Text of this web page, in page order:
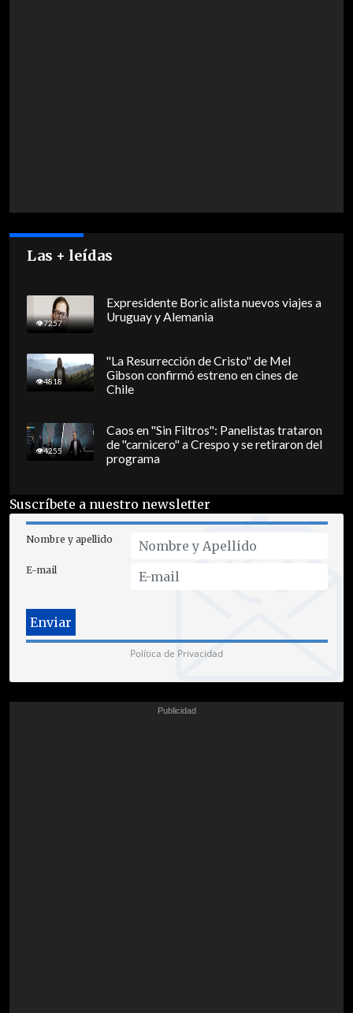
Las + leídas
7257
Expresidente Boric alista nuevos viajes a
Uruguay y Alemania
4818
"La Resurrección de Cristo" de Mel
Gibson confirmó estreno en cines de
Chile
4255
Caos en "Sin Filtros": Panelistas trataron
de "carnicero" a Crespo y se retiraron del
programa
Suscríbete a nuestro newsletter
Nombre y apellido
E-mail
Política de Privacidad